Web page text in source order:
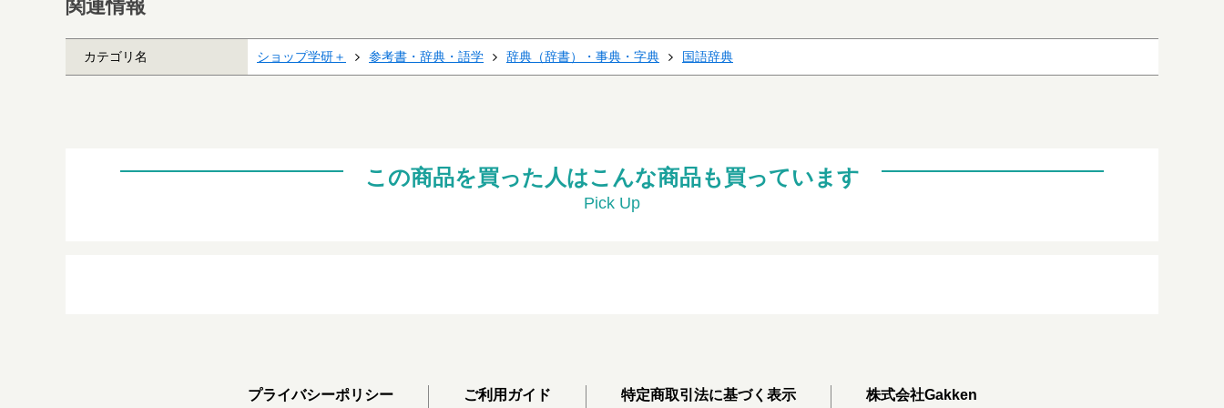
関連情報
カテゴリ名 ショップ学研＋ 参考書・辞典・語学 辞典（辞書）・事典・字典 国語辞典
この商品を買った人はこんな商品も買っています
Pick Up
プライバシーポリシー ご利用ガイド 特定商取引法に基づく表示 株式会社Gakken